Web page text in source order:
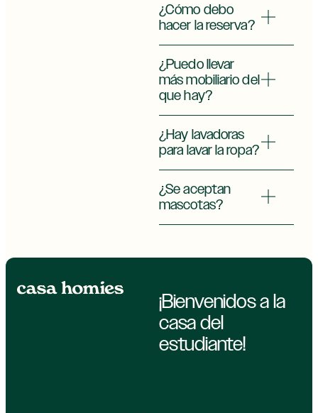
¿Cómo debo
hacer la reserva?
¿Puedo llevar
más mobiliario del
que hay?
¿Hay lavadoras
para lavar la ropa?
¿Se aceptan
mascotas?
¡Bienvenidos a la
casa del
estudiante!